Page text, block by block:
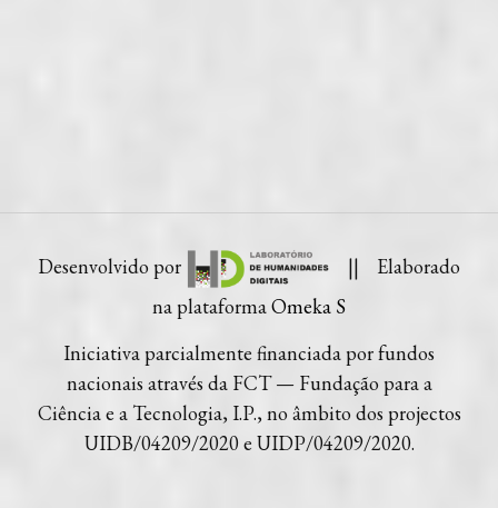
Desenvolvido por
|| Elaborado
na plataformaOmeka S
Iniciativa parcialmente financiada por fundos
nacionais através da FCT — Fundação para a
Ciência e a Tecnologia, I.P., no âmbito dos projectos
UIDB/04209/2020 e UIDP/04209/2020.